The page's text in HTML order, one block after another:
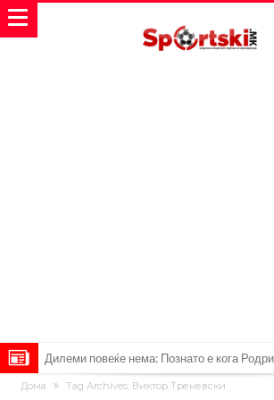
Дилеми повеќе нема: Познато е кога
фудбалер на Барселона
Ливерпул и Арсенал влегуваат во
Дома Tag Archives: Виктор Треневски